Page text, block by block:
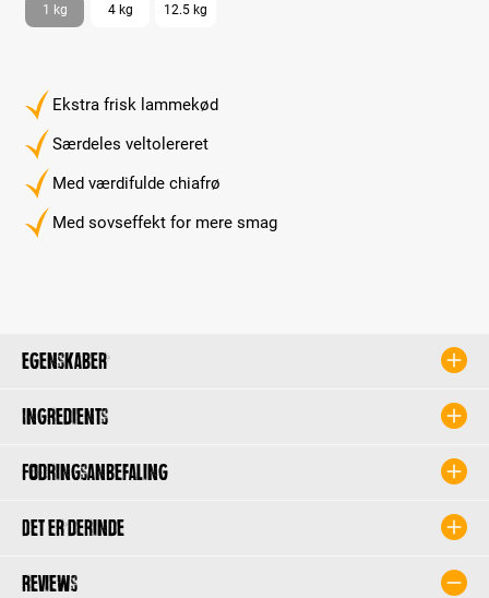
Ekstra frisk lammekød
Særdeles veltolereret
Med værdifulde chiafrø
Med sovseffekt for mere smag
1 kg 4 kg 12.5 kg
Egenskaber
Ingredients
Fodringsanbefaling
Det er derinde
Reviews